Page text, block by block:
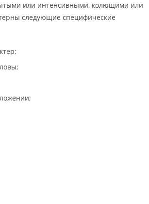
или интенсивными, колющими или
следующие специфические